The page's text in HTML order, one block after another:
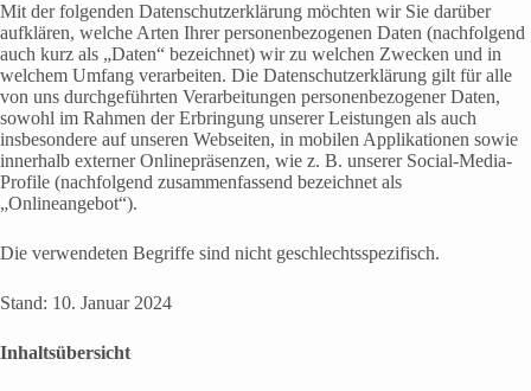
Mit der folgenden Datenschutzerklärung möchten wir Sie darüber
aufklären, welche Arten Ihrer personenbezogenen Daten (nachfolgend
auch kurz als „Daten“ bezeichnet) wir zu welchen Zwecken und in
welchem Umfang verarbeiten. Die Datenschutzerklärung gilt für alle
von uns durchgeführten Verarbeitungen personenbezogener Daten,
sowohl im Rahmen der Erbringung unserer Leistungen als auch
insbesondere auf unseren Webseiten, in mobilen Applikationen sowie
innerhalb externer Onlinepräsenzen, wie z. B. unserer Social-Media-
Profile (nachfolgend zusammenfassend bezeichnet als
„Onlineangebot“).
Die verwendeten Begriffe sind nicht geschlechtsspezifisch.
Stand: 10. Januar 2024
Inhaltsübersicht